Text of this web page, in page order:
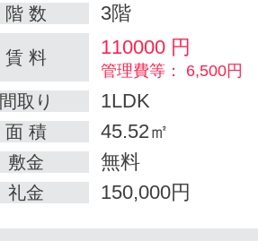
階 数 3階
賃 料 110000 円
管理費等： 6,500円
間取り 1LDK
面 積 45.52㎡
敷金 無料
礼金 150,000円